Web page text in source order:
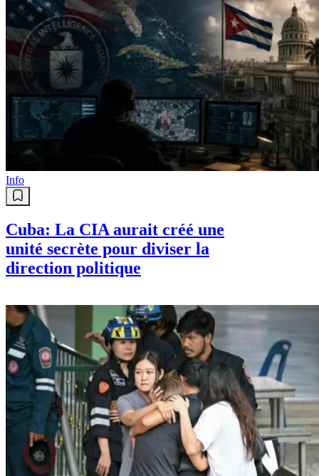
Info
Cuba: La CIA aurait créé une
unité secrète pour diviser la
direction politique